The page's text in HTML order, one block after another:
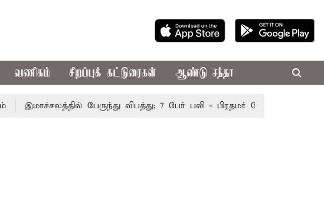
வணிகம் சிறப்புக் கட்டுரைகள் ஆண்டு சந்தா
இமாச்சலத்தில் பேருந்து விபத்து; 7 பேர் பலி - பிரதமர் மோடி இரங்கல்